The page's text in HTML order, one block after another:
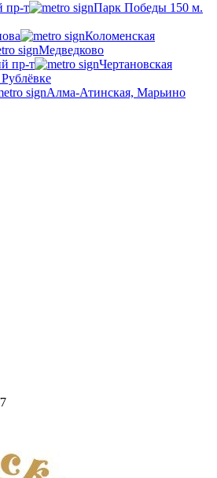
пр-т
Парк Победы 150 м.
Коломенская
Медведково
пр-т
Чертановская
Алма-Атинская, Марьино